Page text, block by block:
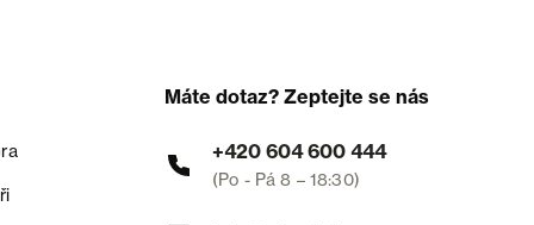
Máte dotaz? Zeptejte se nás
+420 604 600 444
(Po - Pá 8 – 18:30)